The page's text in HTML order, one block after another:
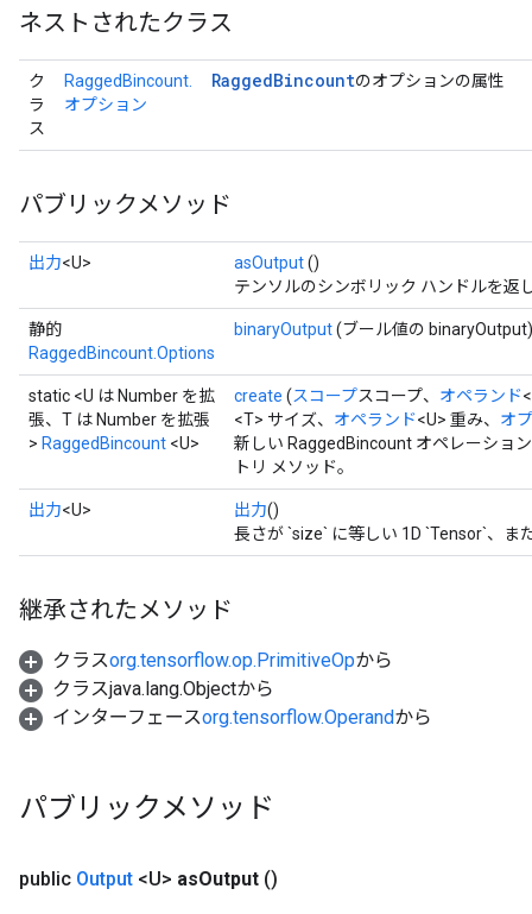
ネストされたクラス
ク
ラ
ス
RaggedBincount.
オプション
RaggedBincountのオプションの属性
パブリックメソッド
出力<U> asOutput()
テンソルのシンボリック ハンドルを返
静的
RaggedBincount.Options
binaryOutput(ブール値の binaryOutput)
static <U は Number を拡
張、T は Number を拡張
> RaggedBincount <U>
create (スコープスコープ、 オペランド
<T> サイズ、 オペランド<U> 重み、 オ
新しい RaggedBincount オペレーショ
トリ メソッド。
出力<U> 出力()
長さが `size` に等しい 1D `Tensor`、ま
継承されたメソッド
クラスorg.tensorflow.op.PrimitiveOpから
クラスjava.lang.Objectから
インターフェースorg.tensorflow.Operandから
パブリックメソッド
public Output <U> asOutput ()